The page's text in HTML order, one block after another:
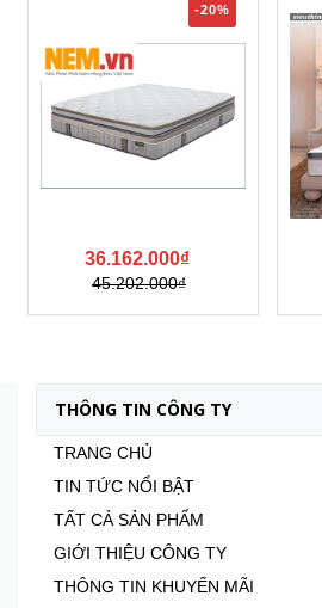
-20%
22.542.000₫
28.178.000₫
Xem tất cả
THÔNG TIN CÔNG TY
TRANG CHỦ
TIN TỨC NỔI BẬT
TẤT CẢ SẢN PHẨM
GIỚI THIỆU CÔNG TY
THÔNG TIN KHUYẾN MÃI